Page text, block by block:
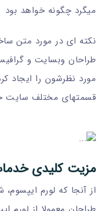
میگرد چگونه خواهد بود
نکته ای در مورد متن
طراحان وبسایت و
مورد نظرشون را ایجاد
قسمتهای مختلف سایت
مزیت کلیدی
از آنجا که لورم